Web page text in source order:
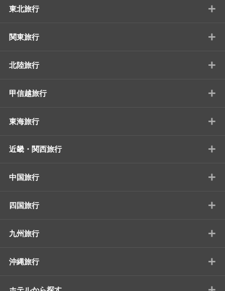
東北旅行 +
関東旅行 +
北陸旅行 +
甲信越旅行 +
東海旅行 +
近畿・関西旅行 +
中国旅行 +
四国旅行 +
九州旅行 +
沖縄旅行 +